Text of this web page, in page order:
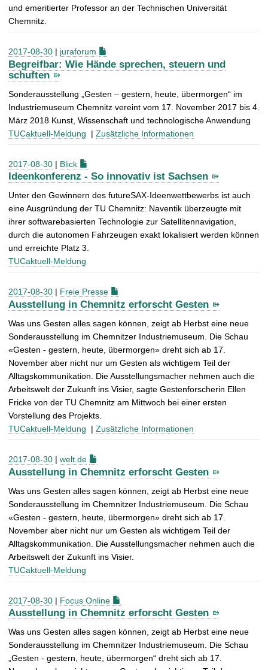
und emeritierter Professor an der Technischen Universität
Chemnitz.
2017-08-30 | juraforum
Begreifbar: Wie Hände sprechen, steuern und
schuften
Sonderausstellung „Gesten – gestern, heute, übermorgen“ im
Industriemuseum Chemnitz vereint vom 17. November 2017 bis 4.
März 2018 Kunst, Wissenschaft und technologische Anwendung
TUCaktuell-Meldung | Zusätzliche Informationen
2017-08-30 | Blick
Ideenkonferenz - So innovativ ist Sachsen
Unter den Gewinnern des futureSAX-Ideenwettbewerbs ist auch
eine Ausgründung der TU Chemnitz: Naventik überzeugte mit
ihrer softwarebasierten Technologie zur Satellitennavigation,
durch die autonomen Fahrzeugen exakt lokalisiert werden können
und erreichte Platz 3.
TUCaktuell-Meldung
2017-08-30 | Freie Presse
Ausstellung in Chemnitz erforscht Gesten
Was uns Gesten alles sagen können, zeigt ab Herbst eine neue
Sonderausstellung im Chemnitzer Industriemuseum. Die Schau
«Gesten - gestern, heute, übermorgen» dreht sich ab 17.
November aber nicht nur um Gesten als wichtigem Teil der
Alltagskommunikation. Die Ausstellungsmacher nehmen auch die
Arbeitswelt der Zukunft ins Visier, sagte Gestenforscherin Ellen
Fricke von der TU Chemnitz am Mittwoch bei einer ersten
Vorstellung des Projekts.
TUCaktuell-Meldung | Zusätzliche Informationen
2017-08-30 | welt.de
Ausstellung in Chemnitz erforscht Gesten
Was uns Gesten alles sagen können, zeigt ab Herbst eine neue
Sonderausstellung im Chemnitzer Industriemuseum. Die Schau
«Gesten - gestern, heute, übermorgen» dreht sich ab 17.
November aber nicht nur um Gesten als wichtigem Teil der
Alltagskommunikation. Die Ausstellungsmacher nehmen auch die
Arbeitswelt der Zukunft ins Visier.
TUCaktuell-Meldung
2017-08-30 | Focus Online
Ausstellung in Chemnitz erforscht Gesten
Was uns Gesten alles sagen können, zeigt ab Herbst eine neue
Sonderausstellung im Chemnitzer Industriemuseum. Die Schau
„Gesten - gestern, heute, übermorgen“ dreht sich ab 17.